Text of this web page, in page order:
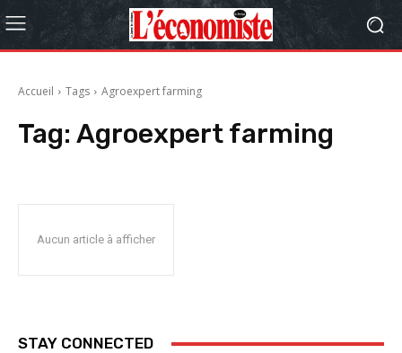
Accueil Tags Agroexpert farming
Tag: Agroexpert farming
Aucun article à afficher
STAY CONNECTED